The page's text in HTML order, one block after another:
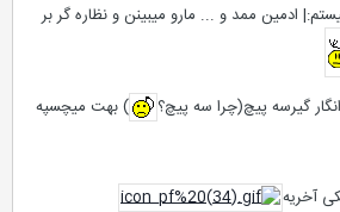
ادمین ممد و ... مارو میبینن و نظاره گر بر
گیرسه پیچ(چرا سه پیچ؟
) بهت میچسپه
آخریه